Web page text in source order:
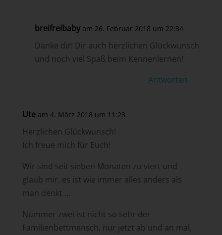
breifreibaby am 26. Februar 2018 um 22:34
Danke dir! Dir auch herzlichen Glückwunsch
und noch viel Spaß beim Kennenlernen!
Antworten
Ute am 4. März 2018 um 11:23
Herzlichen Glückwunsch!
Ich freue mich für Euch!
Wir sind seit sieben Monaten zu viert und
glaub mir, es ist wie immer alles anders als
man denkt …
Nummer zwei ist nicht so sehr der
Familienbettmensch, nur jetzt ab und an mal,